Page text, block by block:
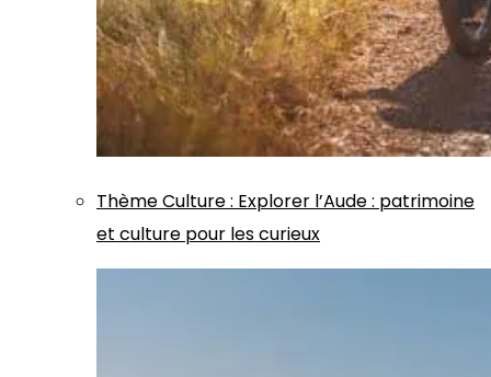
ThèmeCulture: Explorer l’Aude : patrimoine
et culture pour les curieux